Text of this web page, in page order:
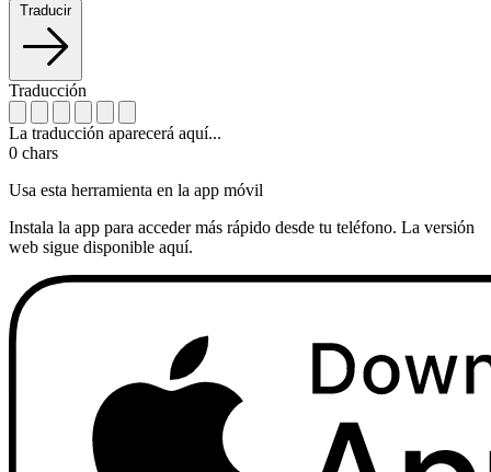
Traducir
Traducción
La traducción aparecerá aquí...
0 chars
Usa esta herramienta en la app móvil
Instala la app para acceder más rápido desde tu teléfono. La versión
web sigue disponible aquí.